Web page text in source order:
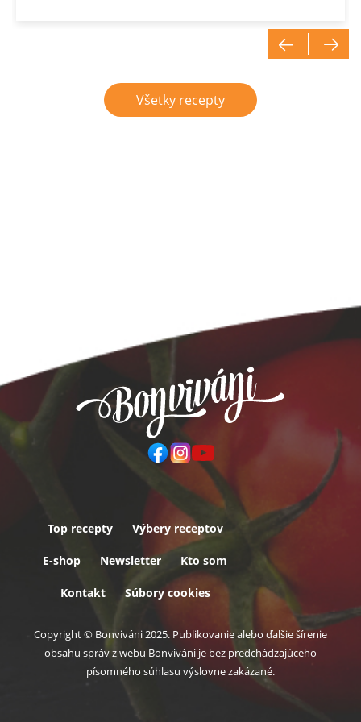
Všetky recepty
Top recepty Výbery receptov
E-shop Newsletter Kto som
Kontakt Súbory cookies
Copyright © Bonviváni 2025. Publikovanie alebo ďalšie šírenie
obsahu správ z webu Bonviváni je bez predchádzajúceho
písomného súhlasu výslovne zakázané.